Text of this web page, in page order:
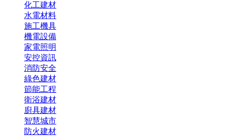
化工建材
水電材料
施工機具
機電設備
家電照明
安控資訊
消防安全
綠色建材
節能工程
衛浴建材
廚具建材
智慧城市
防火建材